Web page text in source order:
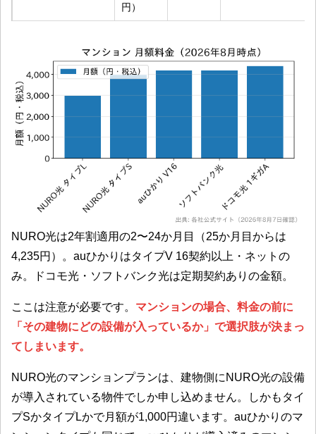
円）
NURO光は2年割適用の2〜24か月目（25か月目からは
4,235円）。auひかりはタイプV 16契約以上・ネットの
み。ドコモ光・ソフトバンク光は定期契約ありの金額。
ここは注意が必要です。 マンションの場合、料金の前に
「その建物にどの設備が入っているか」で選択肢が決まっ
てしまいます。
NURO光のマンションプランは、建物側にNURO光の設備
が導入されている物件でしか申し込めません。しかもタイ
プSかタイプLかで月額が1,000円違います。auひかりのマ